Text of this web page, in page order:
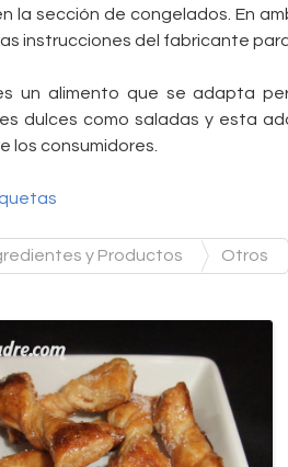
la sección de congelados. En
instrucciones del fabricante
un alimento que se adapta
dulces como saladas y esta
los consumidores.
y Productos Otros